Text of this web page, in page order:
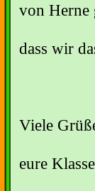
von Herne
dass wir
Viele
eure